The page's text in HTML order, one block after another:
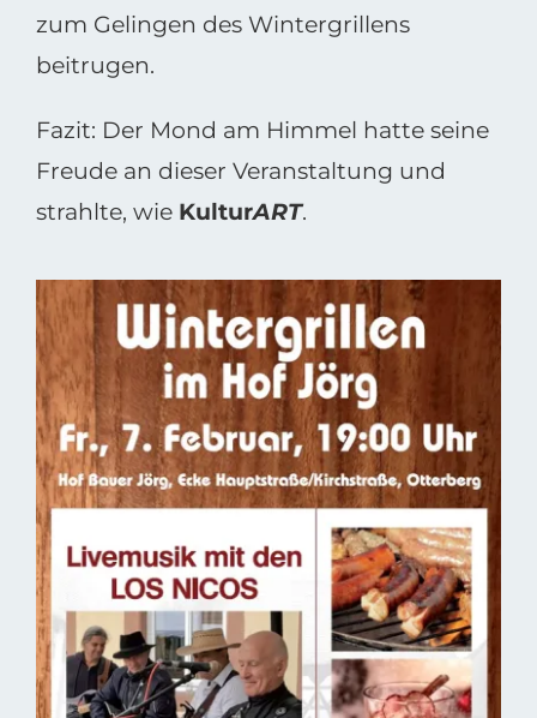
zum Gelingen des Wintergrillens
beitrugen.
Fazit: Der Mond am Himmel hatte seine
Freude an dieser Veranstaltung und
strahlte, wie KulturART.